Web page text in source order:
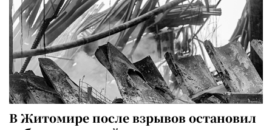
В Житомире после взрывов остановил